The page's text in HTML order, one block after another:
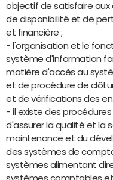
objectif de satisfaire aux
de disponibilité et de
et financière ;
- l'organisation et le
système d'information
matière d'accès au
et de procédure de
et de vérifications des
- il existe des
d'assurer la qualité et la
maintenance et du
des systèmes de
systèmes alimentant
systèmes comptables